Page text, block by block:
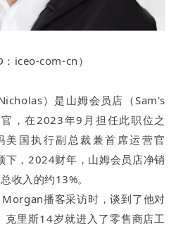
iceo-com-cn）
）是山姆会员店（Sam's
，在2023年9月担任此职位之
国执行副总裁兼首席运营官
下，2024财年，山姆会员店净销
收入的约13%。
播客采访时，谈到了他对
克里斯14岁就进入了零售商店工